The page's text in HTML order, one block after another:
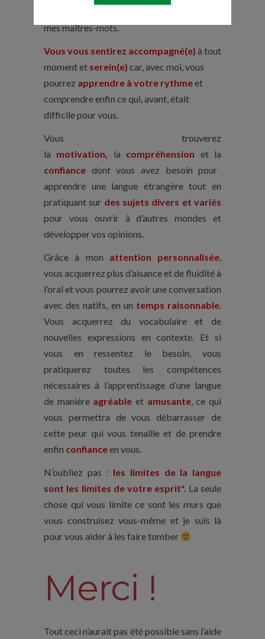
mes maîtres-mots.
Vous vous sentirez accompagné(e) à tout
moment et serein(e) car, avec moi, vous
pourrez apprendre à votre rythmeet
comprendre enfin ce qui, avant, était
difficile pour vous.
Vous trouverez
la motivation, la compréhension et la
confiance dont vous avez besoin pour
apprendre une langue étrangère tout en
pratiquant sur des sujets divers et variés
pour vous ouvrir à d’autres mondes et
développer vos opinions.
Grâce à mon attention personnalisée,
vous acquerrez plus d’aisance et de fluidité à
l’oral et vous pourrez avoir une conversation
avec des natifs, en un temps raisonnable.
Vous acquerrez du vocabulaire et de
nouvelles expressions en contexte. Et si
vous en ressentez le besoin, vous
pratiquerez toutes les compétences
nécessaires à l’apprentissage d’une langue
de manière agréable et amusante, ce qui
vous permettra de vous débarrasser de
cette peur qui vous tenaille et de prendre
enfin confianceen vous.
N’oubliez pas : les limites de la langue
sont les limites de votre esprit*. La seule
chose qui vous limite ce sont les murs que
vous construisez vous-même et je suis là
pour vous aider à les faire tomber
Merci !
Tout ceci n’aurait pas été possible sans l’aide